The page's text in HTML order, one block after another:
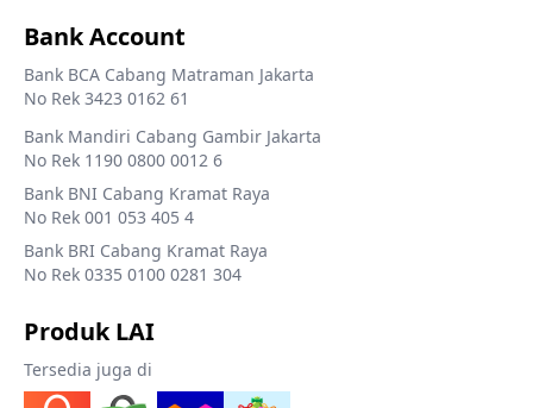
Bank Account
Bank BCA Cabang Matraman Jakarta
No Rek 3423 0162 61
Bank Mandiri Cabang Gambir Jakarta
No Rek 1190 0800 0012 6
Bank BNI Cabang Kramat Raya
No Rek 001 053 405 4
Bank BRI Cabang Kramat Raya
No Rek 0335 0100 0281 304
Produk LAI
Tersedia juga di